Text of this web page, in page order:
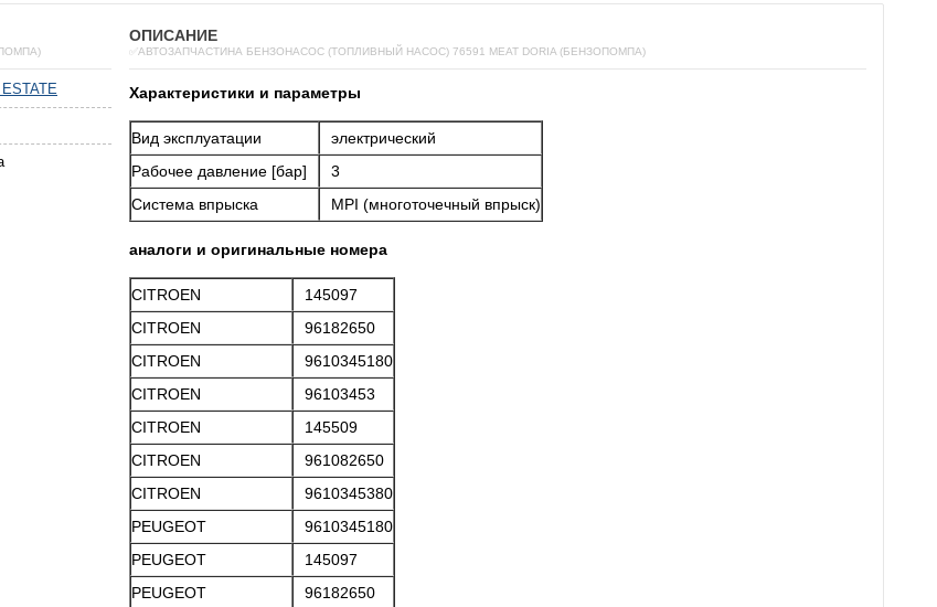
ОПИСАНИЕ
✅АВТОЗАПЧАСТИНА БЕНЗОНАСОС (ТОПЛИВНЫЙ НАСОС) 76591 MEAT DORIA (БЕНЗОПОМПА)
Характеристики и параметры
Вид эксплуатации
электрический
Рабочее давление [бар]
3
Система впрыска
MPI (многоточечный впрыск)
аналоги и оригинальные номера
CITROEN
145097
CITROEN
96182650
CITROEN
9610345180
CITROEN
96103453
CITROEN
145509
CITROEN
961082650
CITROEN
9610345380
PEUGEOT
9610345180
PEUGEOT
145097
PEUGEOT
96182650